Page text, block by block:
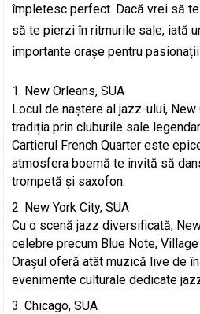
împletesc perfect. Dacă vrei să
să te pierzi în ritmurile sale, iată
importante orașe pentru
New Orleans, SUA
Locul de naștere al jazz-ului,
tradiția prin cluburile sale
Cartierul French Quarter este
atmosfera boemă te invită să
trompetă și saxofon.
New York City, SUA
Cu o scenă jazz diversificată,
celebre precum Blue Note,
Orașul oferă atât muzică live de
evenimente culturale dedicate
Chicago, SUA